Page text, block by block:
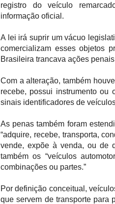
registro do veículo
informação oficial.
A lei irá suprir um vácuo
comercializam esses objetos
Brasileira trancava ações
Com a alteração, também
recebe, possui instrumento ou
sinais identificadores de
As penas também foram
“adquire, recebe, transporta,
vende, expõe à venda, ou de
também os “veículos
combinações ou partes.”
Por definição conceitual,
que servem de transporte para